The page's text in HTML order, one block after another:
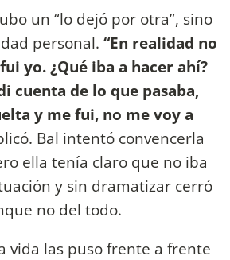
un “lo dejó por otra”, sino
personal. “En realidad no
yo. ¿Qué iba a hacer ahí?
cuenta de lo que pasaba,
y me fui, no me voy a
Bal intentó convencerla
ella tenía claro que no iba
y sin dramatizar cerró
no del todo.
vida las puso frente a frente